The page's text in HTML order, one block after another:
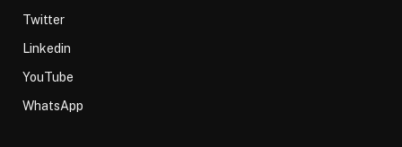
Twitter
Linkedin
YouTube
WhatsApp